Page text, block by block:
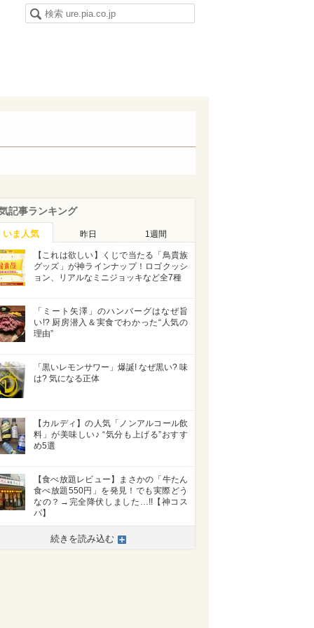
記事ランキング
いま人気 昨日 1週間
【これは欲しい】くじで当たる「鳥貴族
グッズ」が神ラインナップ！ロゴクッシ
ョン、リアルなミニジョッキなど全7種
「ミート矢澤」のハンバーグはなぜ旨
い!? 厨房潜入＆実食でわかった“人気の
理由”
「黒いレモンサワー」爆誕! なぜ黒い? 味
は? 気になる正体
【カルディ】の人気「ノンアルコール飲
料」が美味しい♪ “気分も上げる”おすす
め5選
【食べ放題レビュー】まさかの「牛たん
食べ放題550円」を発見！でも実際どう
なの？→完全降伏しました…!!【神コス
パ】
続きを読み込む